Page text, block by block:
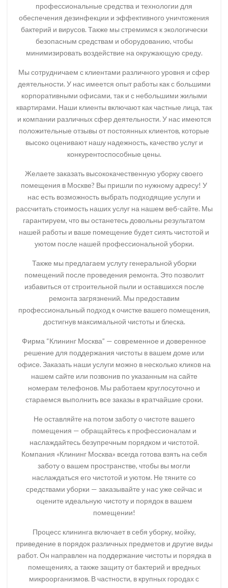
профессиональные средства и технологии для
обеспечения дезинфекции и эффективного уничтожения
бактерий и вирусов. Также мы стремимся к экологически
безопасным средствам и оборудованию, чтобы
минимизировать воздействие на окружающую среду.
Мы сотрудничаем с клиентами различного уровня и сфер
деятельности. У нас имеется опыт работы как с большими
корпоративными офисами, так и с небольшими жилыми
квартирами. Наши клиенты включают как частные лица, так
и компании различных сфер деятельности. У нас имеются
положительные отзывы от постоянных клиентов, которые
высоко оценивают нашу надежность, качество услуг и
конкурентоспособные цены.
Желаете заказать высококачественную уборку своего
помещения в Москве? Вы пришли по нужному адресу! У
нас есть возможность выбрать подходящие услуги и
рассчитать стоимость наших услуг на нашем веб-сайте. Мы
гарантируем, что вы останетесь довольны результатом
нашей работы и ваше помещение будет сиять чистотой и
уютом после нашей профессиональной уборки.
Также мы предлагаем услугу генеральной уборки
помещений после проведения ремонта. Это позволит
избавиться от строительной пыли и оставшихся после
ремонта загрязнений. Мы предоставим
профессиональный подход к очистке вашего помещения,
достигнув максимальной чистоты и блеска.
Фирма “Клининг Москва” — современное и доверенное
решение для поддержания чистоты в вашем доме или
офисе. Заказать наши услуги можно в несколько кликов на
нашем сайте или позвонив по указанным на сайте
номерам телефонов. Мы работаем круглосуточно и
стараемся выполнить все заказы в кратчайшие сроки.
Не оставляйте на потом заботу о чистоте вашего
помещения — обращайтесь к профессионалам и
наслаждайтесь безупречным порядком и чистотой.
Компания «Клининг Москва» всегда готова взять на себя
заботу о вашем пространстве, чтобы вы могли
наслаждаться его чистотой и уютом. Не тяните со
средствами уборки — заказывайте у нас уже сейчас и
оцените идеальную чистоту и порядок в вашем
помещении!
Процесс клининга включает в себя уборку, мойку,
приведение в порядок различных предметов и другие виды
работ. Он направлен на поддержание чистоты и порядка в
помещениях, а также защиту от бактерий и вредных
микроорганизмов. В частности, в крупных городах с